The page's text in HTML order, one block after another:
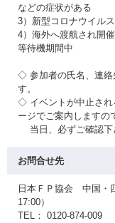
などの症状がある
3）新型コロナウイル
4）海外へ渡航され開
等待機期間中
◇ 参加者の氏名、連絡
す。
◇ イベントが中止され
ージでご案内しますの
当日、必ずご確認下
お問合せ先
日本ＦＰ協会 中国・
17:00）
TEL： 0120-874-009